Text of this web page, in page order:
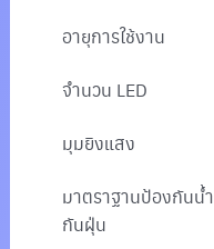
อายุการใช้งาน
จำนวน LED
มุมยิงแสง
มาตราฐานป้องกันน้ำ
กันฝุ่น